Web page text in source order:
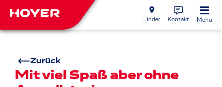
Finder Kontakt Menü
Zurück
Mit viel Spaß aber ohne